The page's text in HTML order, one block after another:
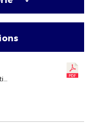
Commission Calendriers Compétitions Homologation